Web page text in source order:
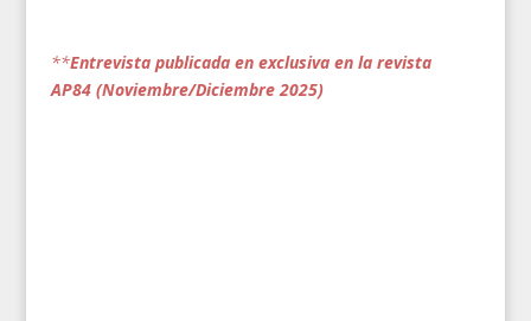
**Entrevista publicada en exclusiva en la revista
AP84 (Noviembre/Diciembre 2025)